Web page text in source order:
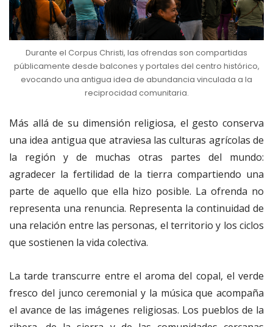
Durante el Corpus Christi, las ofrendas son compartidas
públicamente desde balcones y portales del centro histórico,
evocando una antigua idea de abundancia vinculada a la
reciprocidad comunitaria.
Más allá de su dimensión religiosa, el gesto conserva
una idea antigua que atraviesa las culturas agrícolas de
la región y de muchas otras partes del mundo:
agradecer la fertilidad de la tierra compartiendo una
parte de aquello que ella hizo posible. La ofrenda no
representa una renuncia. Representa la continuidad de
una relación entre las personas, el territorio y los ciclos
que sostienen la vida colectiva.
La tarde transcurre entre el aroma del copal, el verde
fresco del junco ceremonial y la música que acompaña
el avance de las imágenes religiosas. Los pueblos de la